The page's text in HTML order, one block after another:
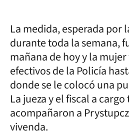
La medida, esperada por
durante toda la semana,
mañana de hoy y la
efectivos de la Policía
donde se le colocó una
La jueza y el fiscal a
acompañaron a
vivenda.